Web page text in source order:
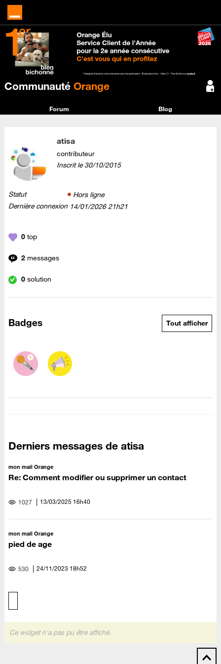
Communauté Orange
Forum Blog
atisa
contributeur
Inscrit le‎30/10/2015
Statut
Hors ligne
Dernière connexion ‎14/01/2026 21h21
0 top
2 messages
0 solution
Badges Tout afficher
Derniers messages de atisa
mon mail Orange
Re: Comment modifier ou supprimer un contact
1027 ‎13/03/2025 16h40
mon mail Orange
pied de age
530 ‎24/11/2023 18h52
Ce widget n'a pas pu être affiché.